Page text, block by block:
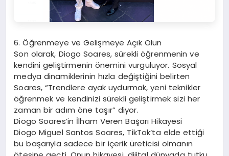
6. Öğrenmeye ve Gelişmeye Açık Olun
Son olarak, Diogo Soares, sürekli öğrenmenin ve
kendini geliştirmenin önemini vurguluyor. Sosyal
medya dinamiklerinin hızla değiştiğini belirten
Soares, “Trendlere ayak uydurmak, yeni teknikler
öğrenmek ve kendinizi sürekli geliştirmek sizi her
zaman bir adım öne taşır” diyor.
Diogo Soares’in İlham Veren Başarı Hikayesi
Diogo Miguel Santos Soares, TikTok’ta elde ettiği
bu başarıyla sadece bir içerik üreticisi olmanın